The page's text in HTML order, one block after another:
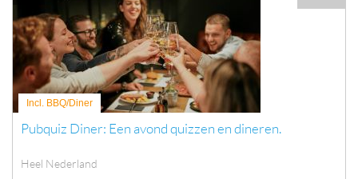
Incl. BBQ/Diner
Pubquiz Diner: Een avond quizzen en dineren.
Heel Nederland